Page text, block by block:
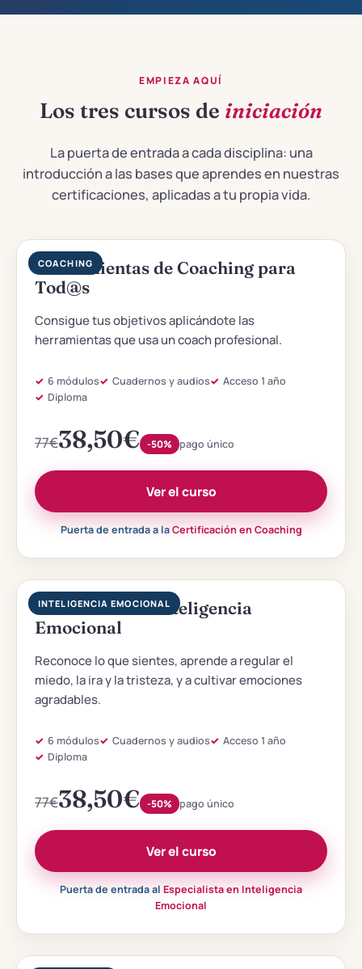
EMPIEZA AQUÍ
Los tres cursos de iniciación
La puerta de entrada a cada disciplina: una
introducción a las bases que aprendes en nuestras
certificaciones, aplicadas a tu propia vida.
COACHING
Herramientas de Coaching para
Tod@s
Consigue tus objetivos aplicándote las
herramientas que usa un coach profesional.
6 módulos Cuadernos y audios
Acceso 1 año
Diploma
77€38,50€ -50% pago único
Ver el curso
Puerta de entrada a laCertificación en Coaching
INTELIGENCIA EMOCIONAL
Iniciación a la Inteligencia
Emocional
Reconoce lo que sientes, aprende a regular el
miedo, la ira y la tristeza, y a cultivar emociones
agradables.
6 módulos Cuadernos y audios
Acceso 1 año
Diploma
77€38,50€ -50% pago único
Ver el curso
Puerta de entrada al Especialista en Inteligencia
Emocional